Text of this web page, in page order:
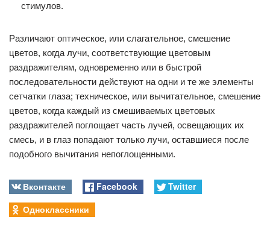
стимулов.
Различают оптическое, или слагательное, смешение
цветов, когда лучи, соответствующие цветовым
раздражителям, одновременно или в быстрой
последовательности действуют на одни и те же элементы
сетчатки глаза; техническое, или вычитательное, смешение
цветов, когда каждый из смешиваемых цветовых
раздражителей поглощает часть лучей, освещающих их
смесь, и в глаз попадают только лучи, оставшиеся после
подобного вычитания непоглощенными.
Вконтакте Facebook
Twitter
Одноклассники